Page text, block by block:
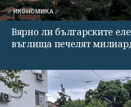
ИКОНОМИКА
Вярно ли българските
въглища печелят